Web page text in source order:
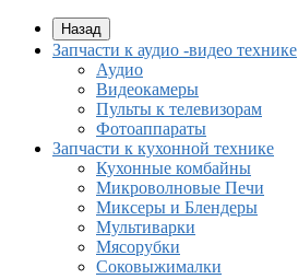
Назад
Запчасти к аудио -видео технике
Аудио
Видеокамеры
Пульты к телевизорам
Фотоаппараты
Запчасти к кухонной технике
Кухонные комбайны
Микроволновые Печи
Миксеры и Блендеры
Мультиварки
Мясорубки
Соковыжималки